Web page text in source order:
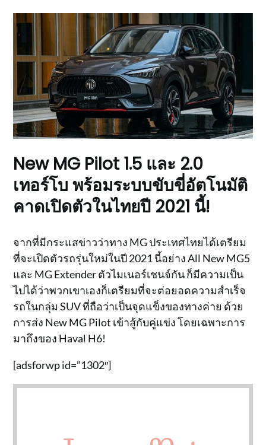
New MG Pilot 1.5 และ 2.0
เทอร์โบ พร้อมระบบขับขี่อัตโนมัติ
คาดเปิดตัวในไทยปี 2021 นี้!
จากที่มีกระแสข่าวว่าทาง MG ประเทศไทยได้เตรียม
ที่จะเปิดตัวรถรุ่นใหม่ในปี 2021 นี้อย่าง All New MG5
และ MG Extender ตัวไมเนอร์เชนจ์กัน ก็มีความเป็น
ไปได้ว่าพวกเขาเองก็เตรียมที่จะต่อยอดความสำเร็จ
รถในกลุ่ม SUV ที่ถือว่าเป็นจุดแข็งของทางค่าย ด้วย
การส่ง New MG Pilot เข้าสู้กับคู่แข่ง โดยเฉพาะการ
มาถึงของ Haval H6!
[adsforwp id=”1302″]